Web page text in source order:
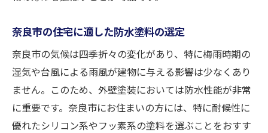
奈良市の住宅に適した防水塗料の選定
奈良市の気候は四季折々の変化があり、特に梅雨時期の
湿気や台風による雨風が建物に与える影響は少なくあり
ません。このため、外壁塗装においては防水性能が非常
に重要です。奈良市にお住まいの方には、特に耐候性に
優れたシリコン系やフッ素系の塗料を選ぶことをおすす